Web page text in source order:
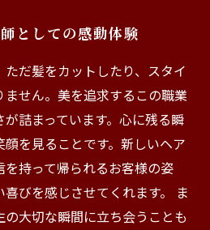
としての感動体験
だ髪をカットしたり、スタイ
ません。美を追求するこの職業
詰まっています。心に残る瞬
を見ることです。新しいヘア
持って帰られるお客様の姿
びを感じさせてくれます。 ま
大切な瞬間に立ち会うことも